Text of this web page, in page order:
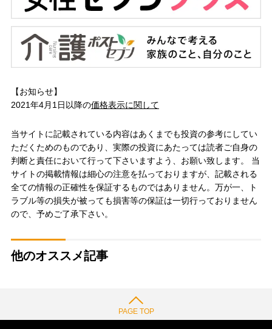
【お知らせ】
2021年4月1日以降の価格表示に関して
当サイトに記載されている内容はあくまでも投資の参考にしてい
ただくためのものであり、実際の投資にあたっては読者ご自身の
判断と責任において行って下さいますよう、お願い致します。 当
サイトの掲載情報は細心の注意を払っておりますが、記載される
全ての情報の正確性を保証するものではありません。万が一、ト
ラブル等の損失が被っても損害等の保証は一切行っておりません
ので、予めご了承下さい。
他のオススメ記事
PAGE TOP